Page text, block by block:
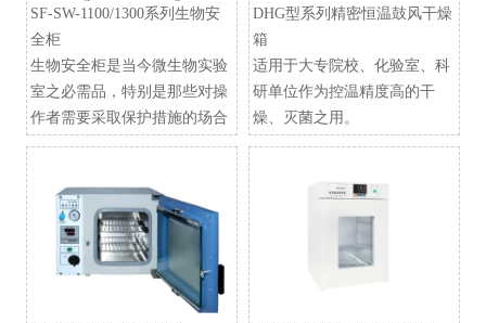
SF-SW-1100/1300系列生物安
全柜
生物安全柜是当今微生物实验
室之必需品，特别是那些对操
作者需要采取保护措施的场合
DHG型系列精密恒温鼓风干燥
箱
适用于大专院校、化验室、科
研单位作为控温精度高的干
燥、灭菌之用。